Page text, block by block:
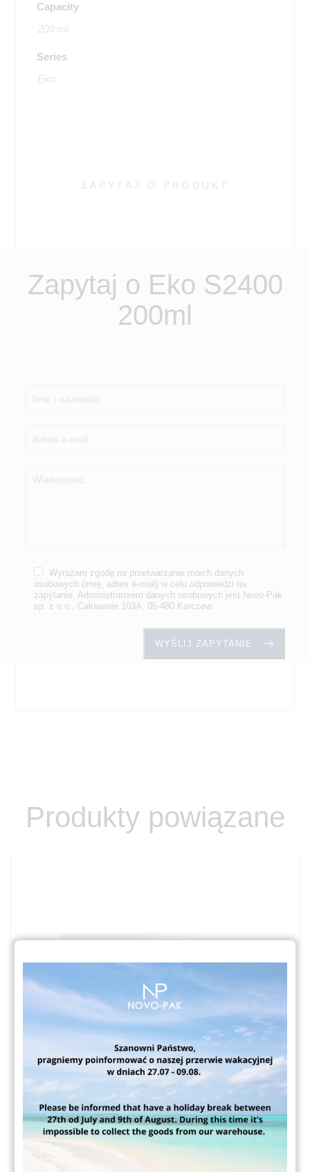
Capacity
200 ml
Series
Eko
ZAPYTAJ O PRODUKT
Zapytaj o Eko S2400
200ml
Wyrażam zgodę na przetwarzanie moich danych
osobowych (imię, adres e-mail) w celu odpowiedzi na
zapytanie. Administratorem danych osobowych jest Novo-Pak
sp. z o.o., Całowanie 103A, 05-480 Karczew.
Produkty powiązane
Venus S3500 250ml